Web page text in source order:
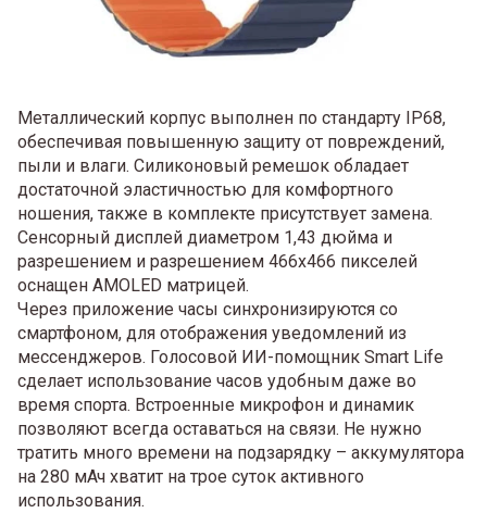
Металлический корпус выполнен по стандарту IP68,
обеспечивая повышенную защиту от повреждений,
пыли и влаги. Силиконовый ремешок обладает
достаточной эластичностью для комфортного
ношения, также в комплекте присутствует замена.
Сенсорный дисплей диаметром 1,43 дюйма и
разрешением и разрешением 466х466 пикселей
оснащен AMOLED матрицей.
Через приложение часы синхронизируются со
смартфоном, для отображения уведомлений из
мессенджеров. Голосовой ИИ-помощник Smart Life
сделает использование часов удобным даже во
время спорта. Встроенные микрофон и динамик
позволяют всегда оставаться на связи. Не нужно
тратить много времени на подзарядку – аккумулятора
на 280 мАч хватит на трое суток активного
использования.